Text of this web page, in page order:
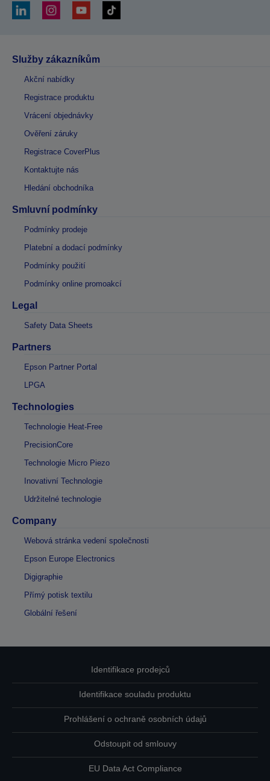
Služby zákazníkům
Akční nabídky
Registrace produktu
Vrácení objednávky
Ověření záruky
Registrace CoverPlus
Kontaktujte nás
Hledání obchodníka
Smluvní podmínky
Podmínky prodeje
Platební a dodací podmínky
Podmínky použití
Podmínky online promoakcí
Legal
Safety Data Sheets
Partners
Epson Partner Portal
LPGA
Technologies
Technologie Heat-Free
PrecisionCore
Technologie Micro Piezo
Inovativní Technologie
Udržitelné technologie
Company
Webová stránka vedení společnosti
Epson Europe Electronics
Digigraphie
Přímý potisk textilu
Globální řešení
Identifikace prodejců
Identifikace souladu produktu
Prohlášení o ochraně osobních údajů
Odstoupit od smlouvy
EU Data Act Compliance